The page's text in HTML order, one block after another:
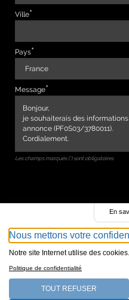
Ville
Pays
Message
Les champs marqués (*) sont obligatoires
147, avenue de
En
Nous mettons votre
Notre site Internet utilise des cookies.
Politique de confidentialité
TOUT REFUSER